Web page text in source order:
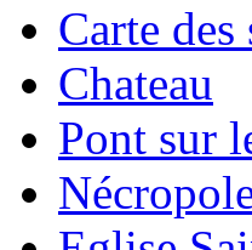
Carte
Chateau
Pont sur